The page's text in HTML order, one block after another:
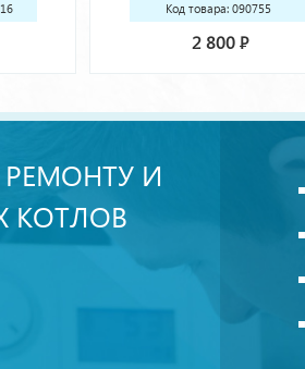
Код товара: 090755
2 800 Р
И
КОТЛОВ